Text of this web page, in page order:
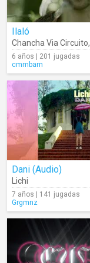
Ilaló
Chancha Via Circuito,
6 años | 201 jugadas
cmmbarn
Dani (Audio)
Lichi
7 años | 141 jugadas
Grgmnz